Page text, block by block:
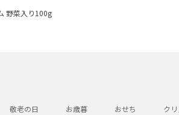
野菜入り100g
敬老の日 お歳暮 おせち ク